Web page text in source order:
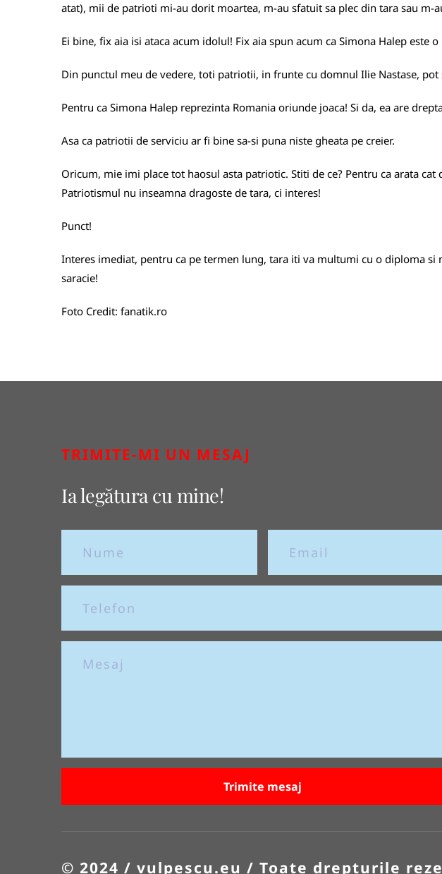
atat), mii de patrioti mi-au dorit moartea, m-au sfatuit sa plec din tara sau m-
Ei bine, fix aia isi ataca acum idolul! Fix aia spun acum ca Simona Halep este
Din punctul meu de vedere, toti patriotii, in frunte cu domnul Ilie Nastase, pot
Pentru ca Simona Halep reprezinta Romania oriunde joaca! Si da, ea are
Asa ca patriotii de serviciu ar fi bine sa-si puna niste gheata pe creier.
Oricum, mie imi place tot haosul asta patriotic. Stiti de ce? Pentru ca arata
Patriotismul nu inseamna dragoste de tara, ci interes!
Punct!
Interes imediat, pentru ca pe termen lung, tara iti va multumi cu o diploma
saracie!
Foto Credit: fanatik.ro
TRIMITE-MI UN MESAJ
Ia legătura cu mine!
Trimite mesaj
© 2024 / vulpescu.eu / Toate drepturile